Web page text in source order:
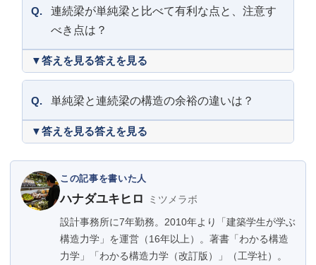
Q.
連続梁が単純梁と比べて有利な点と、注意す
べき点は？
答えを見る
Q. 単純梁と連続梁の構造の余裕の違いは？
答えを見る
この記事を書いた人
ハナダユキヒロ
ミツメラボ
設計事務所に7年勤務。2010年より「建築学生が学ぶ
構造力学」を運営（16年以上）。著書「わかる構造
力学」「わかる構造力学（改訂版）」（工学社）。